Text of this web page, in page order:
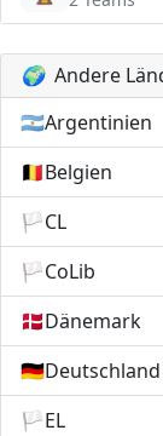
🌍 Andere
🇦🇷Argentinien
🇧🇪Belgien
🏳️CL
🏳️CoLib
🇩🇰Dänemark
🇩🇪Deutschland
🏳️EL